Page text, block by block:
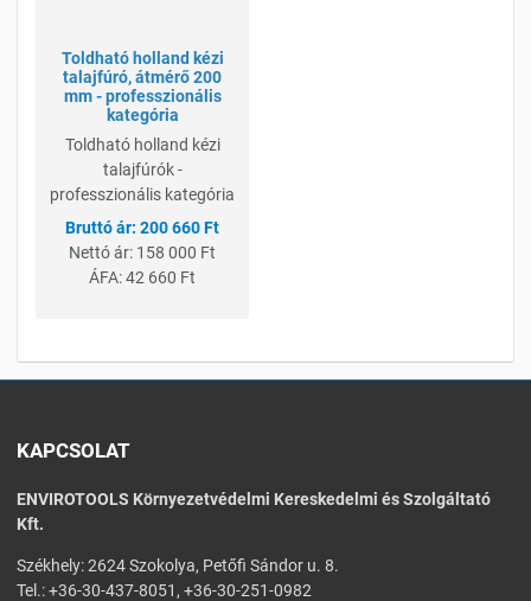
Toldható holland kézi
talajfúró, átmérő 200
mm - professzionális
kategória
Toldható holland kézi
talajfúrók -
professzionális kategória
200 660 Ft
Nettó ár: 158 000 Ft
ÁFA:42 660 Ft
KAPCSOLAT
ENVIROTOOLS Környezetvédelmi Kereskedelmi és Szolgáltató
Kft.
Székhely: 2624 Szokolya, Petőfi Sándor u. 8.
Tel.: +36-30-437-8051, +36-30-251-0982